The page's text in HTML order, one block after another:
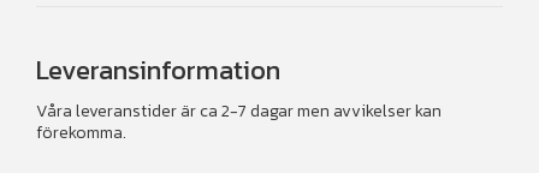
Leveransinformation
Våra leveranstider är ca 2-7 dagar men avvikelser kan
förekomma.